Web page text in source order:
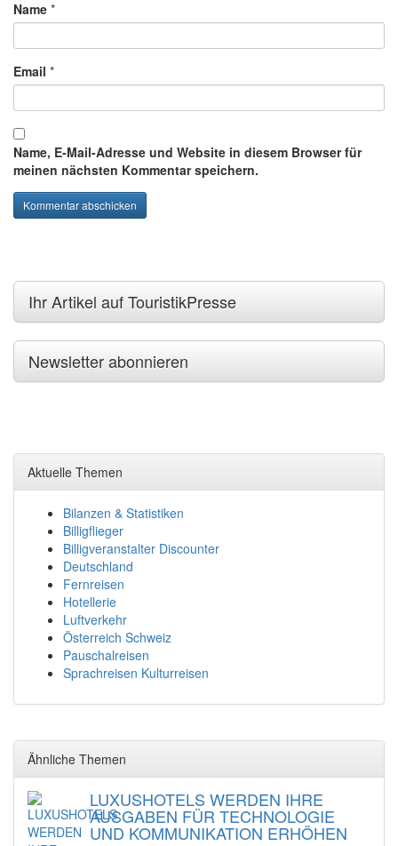
Name *
Email *
Name, E-Mail-Adresse und Website in diesem Browser für
meinen nächsten Kommentar speichern.
Ihr Artikel auf TouristikPresse
Newsletter abonnieren
Aktuelle Themen
Bilanzen & Statistiken
Billigflieger
Billigveranstalter Discounter
Deutschland
Fernreisen
Hotellerie
Luftverkehr
Österreich Schweiz
Pauschalreisen
Sprachreisen Kulturreisen
Ähnliche Themen
LUXUSHOTELS WERDEN IHRE
AUSGABEN FÜR TECHNOLOGIE
UND KOMMUNIKATION ERHÖHEN